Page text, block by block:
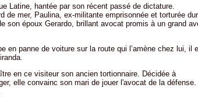
Latine, hantée par son récent passé de dictature.
de mer, Paulina, ex-militante emprisonnée et torturée
son époux Gerardo, brillant avocat promis à un grand
en panne de voiture sur la route qui l’amène chez lui, il
en ce visiteur son ancien tortionnaire. Décidée à
elle convainc son mari de jouer l'avocat de la défense.